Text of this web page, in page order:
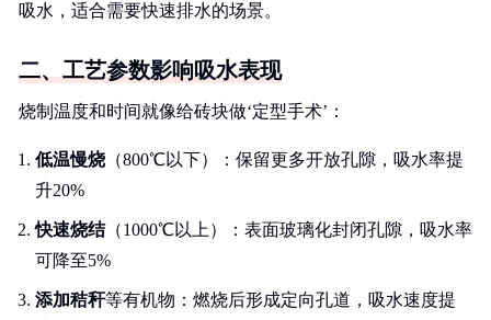
吸水，适合需要快速排水的场景。
二、工艺参数影响吸水表现
烧制温度和时间就像给砖块做‘定型手术’：
低温慢烧 （800℃以下）：保留更多开放孔隙，吸水率提
升20%
快速烧结（1000℃以上）：表面玻璃化封闭孔隙，吸水率
可降至5%
添加秸秆等有机物：燃烧后形成定向孔道，吸水速度提